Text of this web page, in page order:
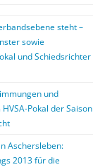
steht –
sowie
und Schiedsrichter
und
Pokal der Saison
Aschersleben:
2013 für die